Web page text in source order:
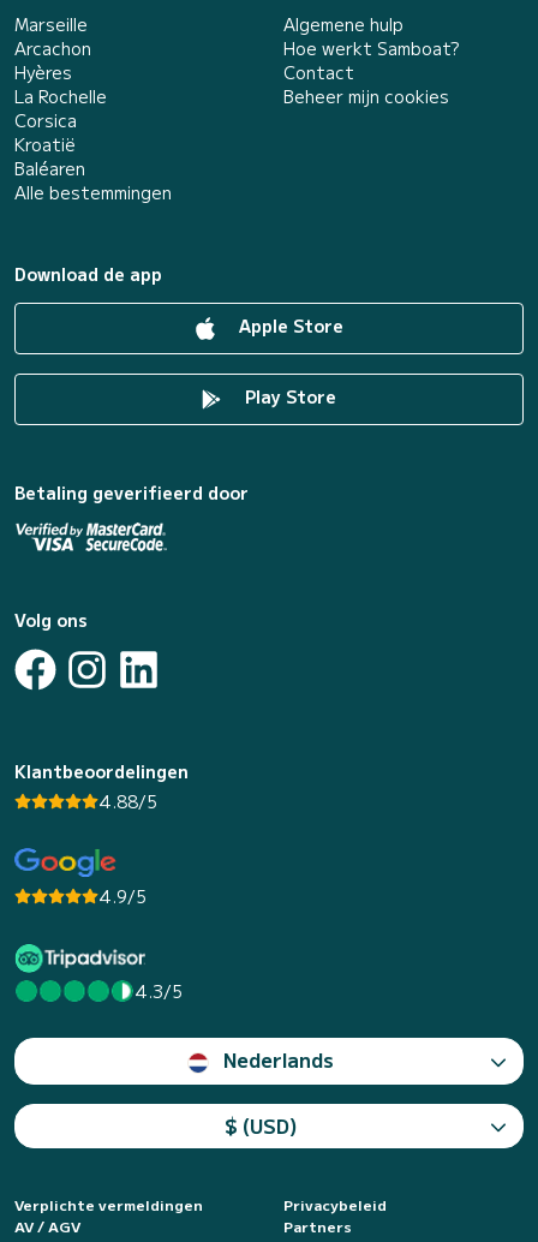
Marseille
Arcachon
Hyères
La Rochelle
Corsica
Kroatië
Baléaren
Alle bestemmingen
Algemene hulp
Hoe werkt Samboat?
Contact
Beheer mijn cookies
Download de app
Apple Store
Play Store
Betaling geverifieerd door
Volg ons
Klantbeoordelingen
4.88/5
4.9/5
4.3/5
Nederlands
$ (USD)
Verplichte vermeldingen
Privacybeleid
AV / AGV
Partners